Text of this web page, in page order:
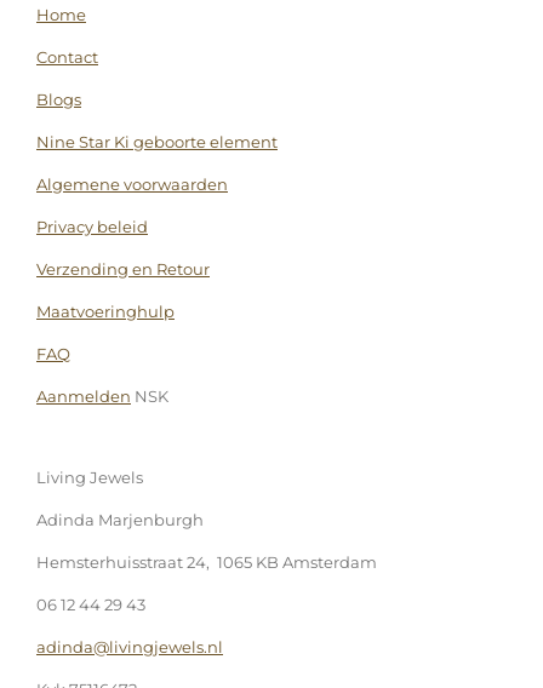
Home
Contact
Blogs
Nine Star Ki geboorte element
Algemene voorwaarden
Privacy beleid
Verzending en Retour
Maatvoeringhulp
FAQ
Aanmelden NSK
Living Jewels
Adinda Marjenburgh
Hemsterhuisstraat 24, 1065 KB Amsterdam
06 12 44 29 43
adinda@livingjewels.nl